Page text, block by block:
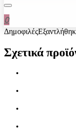
0
Δημοφιλές
Σχετικά